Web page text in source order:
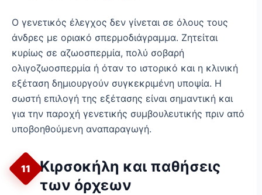
Ο γενετικός έλεγχος δεν γίνεται σε όλους τους
άνδρες με οριακό σπερμοδιάγραμμα. Ζητείται
κυρίως σε αζωοσπερμία, πολύ σοβαρή
ολιγοζωοσπερμία ή όταν το ιστορικό και η κλινική
εξέταση δημιουργούν συγκεκριμένη υποψία. Η
σωστή επιλογή της εξέτασης είναι σημαντική και
για την παροχή γενετικής συμβουλευτικής πριν από
υποβοηθούμενη αναπαραγωγή.
11
Κιρσοκήλη και παθήσεις
των όρχεων